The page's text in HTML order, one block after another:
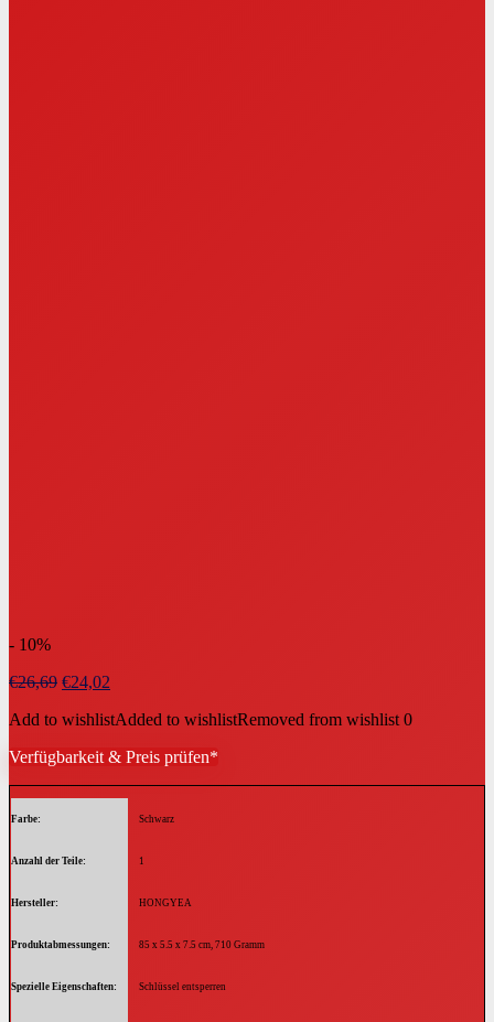
- 10%
€26,69 Ursprünglicher
war:
€24,02
ist:
Add to wishlistAdded to wishlistRemoved from wishlist 0
Verfügbarkeit & Preis prüfen*
Farbe ‎Schwarz
Anzahl der Teile ‎1
Hersteller ‎HONGYEA
Produktabmessungen ‎85 x 5.5 x 7.5 cm, 710 Gramm
Spezielle Eigenschaften ‎Schlüssel entsperren